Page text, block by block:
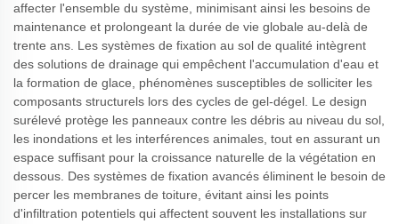
affecter l'ensemble du système, minimisant ainsi les besoins de
maintenance et prolongeant la durée de vie globale au-delà de
trente ans. Les systèmes de fixation au sol de qualité intègrent
des solutions de drainage qui empêchent l'accumulation d'eau et
la formation de glace, phénomènes susceptibles de solliciter les
composants structurels lors des cycles de gel-dégel. Le design
surélevé protège les panneaux contre les débris au niveau du sol,
les inondations et les interférences animales, tout en assurant un
espace suffisant pour la croissance naturelle de la végétation en
dessous. Des systèmes de fixation avancés éliminent le besoin de
percer les membranes de toiture, évitant ainsi les points
d'infiltration potentiels qui affectent souvent les installations sur